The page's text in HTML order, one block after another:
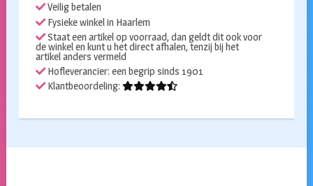
Veilig betalen
Fysieke winkel in Haarlem
Staat een artikel op voorraad, dan geldt dit ook voor
de winkel en kunt u het direct afhalen, tenzij bij het
artikel anders vermeld
Hofleverancier: een begrip sinds 1901
Klantbeoordeling: